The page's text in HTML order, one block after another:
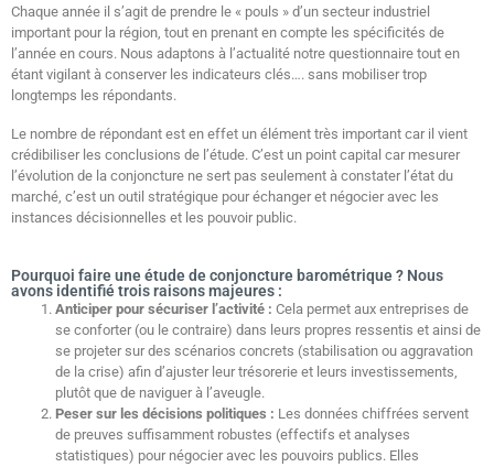
Chaque année il s’agit de prendre le « pouls » d’un secteur industriel
important pour la région, tout en prenant en compte les spécificités de
l’année en cours. Nous adaptons à l’actualité notre questionnaire tout en
étant vigilant à conserver les indicateurs clés…. sans mobiliser trop
longtemps les répondants.
Le nombre de répondant est en effet un élément très important car il vient
crédibiliser les conclusions de l’étude. C’est un point capital car mesurer
l’évolution de la conjoncture ne sert pas seulement à constater l’état du
marché, c’est un outil stratégique pour échanger et négocier avec les
instances décisionnelles et les pouvoir public.
Pourquoi faire une étude de conjoncture barométrique ? Nous
avons identifié trois raisons majeures :
Anticiper pour sécuriser l’activité : Cela permet aux entreprises de
se conforter (ou le contraire) dans leurs propres ressentis et ainsi de
se projeter sur des scénarios concrets (stabilisation ou aggravation
de la crise) afin d’ajuster leur trésorerie et leurs investissements,
plutôt que de naviguer à l’aveugle.
Peser sur les décisions politiques : Les données chiffrées servent
de preuves suffisamment robustes (effectifs et analyses
statistiques) pour négocier avec les pouvoirs publics. Elles